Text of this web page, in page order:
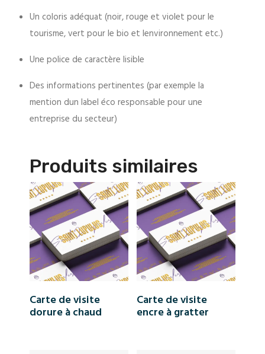
Un coloris adéquat (noir, rouge et violet pour le
tourisme, vert pour le bio et lenvironnement etc.)
Une police de caractère lisible
Des informations pertinentes (par exemple la
mention dun label éco responsable pour une
entreprise du secteur)
Produits similaires
Carte de visite
dorure à chaud
Carte de visite
encre à gratter